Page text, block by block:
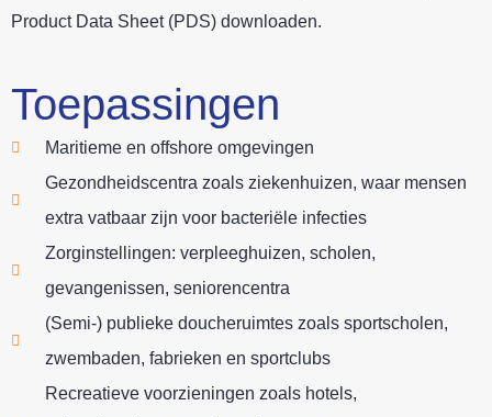
Product Data Sheet (PDS) downloaden.
Toepassingen
Maritieme en offshore omgevingen
Gezondheidscentra zoals ziekenhuizen, waar mensen
extra vatbaar zijn voor bacteriële infecties
Zorginstellingen: verpleeghuizen, scholen,
gevangenissen, seniorencentra
(Semi-) publieke doucheruimtes zoals sportscholen,
zwembaden, fabrieken en sportclubs
Recreatieve voorzieningen zoals hotels,